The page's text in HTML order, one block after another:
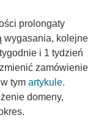
prolongaty
wygasania, kolejne
i 1 tydzień
zamówienie
tym artykule.
domeny,